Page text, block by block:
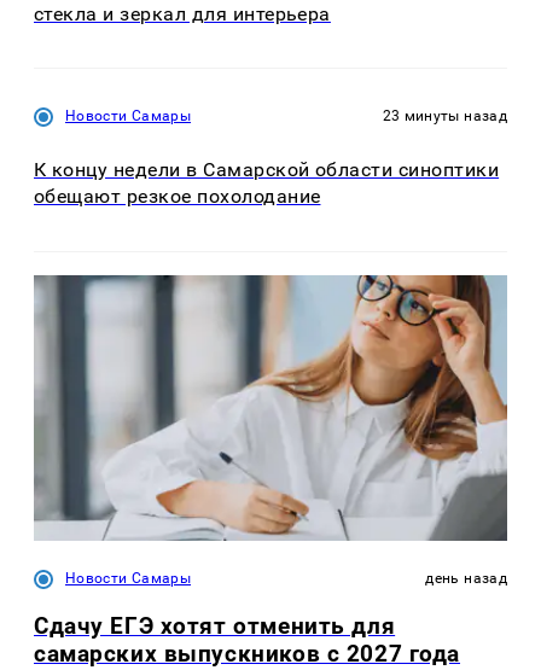
стекла и зеркал для интерьера
Новости Самары 23 минуты назад
К концу недели в Самарской области синоптики
обещают резкое похолодание
Новости Самары день назад
Сдачу ЕГЭ хотят отменить для
самарских выпускников с 2027 года